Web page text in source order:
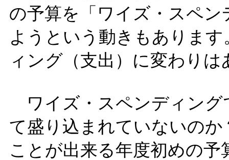
の予算を「ワイズ・スペ
ようという動きもありま
ィング（支出）に変わりは
ワイズ・スペンディング
て盛り込まれていないの
ことが出来る年度初めの